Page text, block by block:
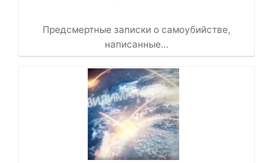
Предсмертные записки о самоубийстве,
написанные…